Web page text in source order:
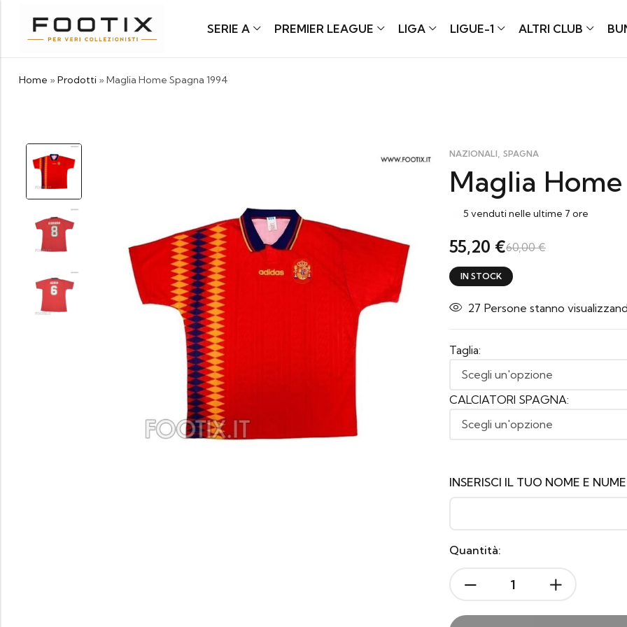
SERIE A PREMIER LEAGUE LIGA LIGUE-1 ALTRI CLUB
Home » Prodotti » Maglia Home Spagna 1994
NAZIONALI, SPAGNA
Maglia
5 venduti nelle ultime 7 ore
55,20 €60,00€
IN STOCK
23 Persone stanno
Taglia:
CALCIATORI SPAGNA:
INSERISCI IL TUO NOME E
Quantità: